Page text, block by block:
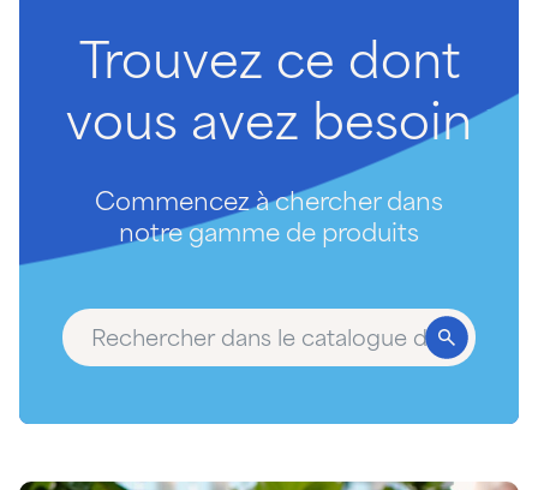
Trouvez ce dont
vous avez besoin
Commencez à chercher dans
notre gamme de produits